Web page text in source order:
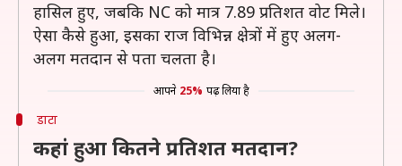
हासिल हुए, जबकि NC को मात्र 7.89 प्रतिशत वोट मिले।
ऐसा कैसे हुआ, इसका राज विभिन्न क्षेत्रों में हुए अलग-
अलग मतदान से पता चलता है।
आपने 25% पढ़ लिया है
डाटा
कहां हुआ कितने प्रतिशत मतदान?